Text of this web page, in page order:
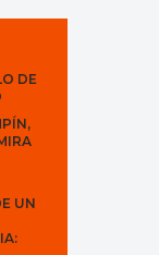
DE
UN